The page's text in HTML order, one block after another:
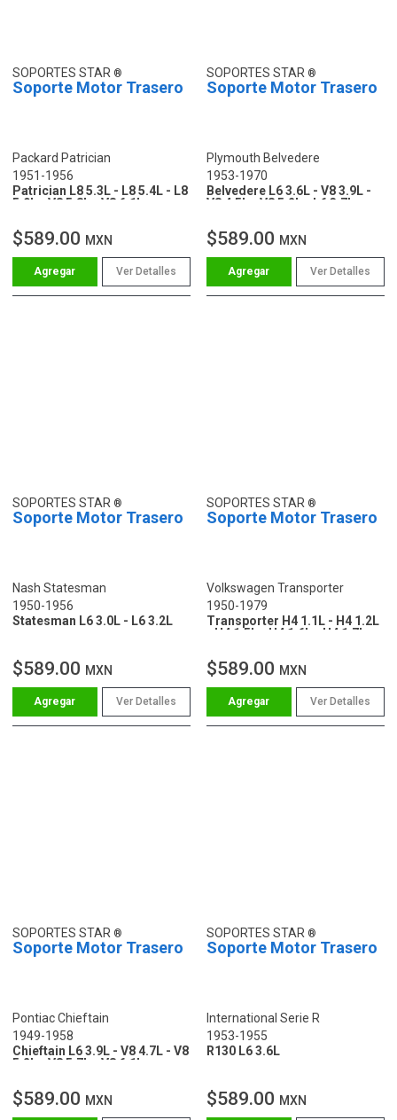
SOPORTES STAR
Soporte Motor Trasero
Packard Patrician
1951-1956
Patrician L8 5.3L - L8 5.4L - L8
5.9L - V8 5.8L - V8 6.1L
$589.00 MXN
Ver Detalles
SOPORTES STAR
Soporte Motor Trasero
Plymouth Belvedere
1953-1970
Belvedere L6 3.6L - V8 3.9L -
V8 4.5L - V8 5.2L - L6 3.7L
$589.00 MXN
Ver Detalles
SOPORTES STAR
Soporte Motor Trasero
Nash Statesman
1950-1956
Statesman L6 3.0L - L6 3.2L
$589.00 MXN
Ver Detalles
SOPORTES STAR
Soporte Motor Trasero
Volkswagen Transporter
1950-1979
Transporter H4 1.1L - H4 1.2L
- H4 1.5L - H4 1.6L - H4 1.7L -
$589.00 MXN
Ver Detalles
SOPORTES STAR
Soporte Motor Trasero
Pontiac Chieftain
1949-1958
Chieftain L6 3.9L - V8 4.7L - V8
5.2L - V8 5.7L - V8 6.1L
$589.00 MXN
SOPORTES STAR
Soporte Motor Trasero
International Serie R
1953-1955
R130 L6 3.6L
$589.00 MXN